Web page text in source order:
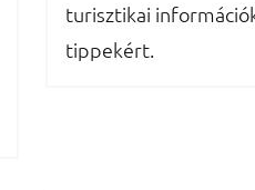
turisztikai
tippekért.